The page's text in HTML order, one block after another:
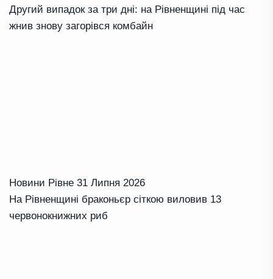
Другий випадок за три дні: на Рівненщині під час
жнив знову загорівся комбайн
Новини Рівне 31 Липня 2026
На Рівненщині браконьєр сіткою виловив 13
червонокнижних риб